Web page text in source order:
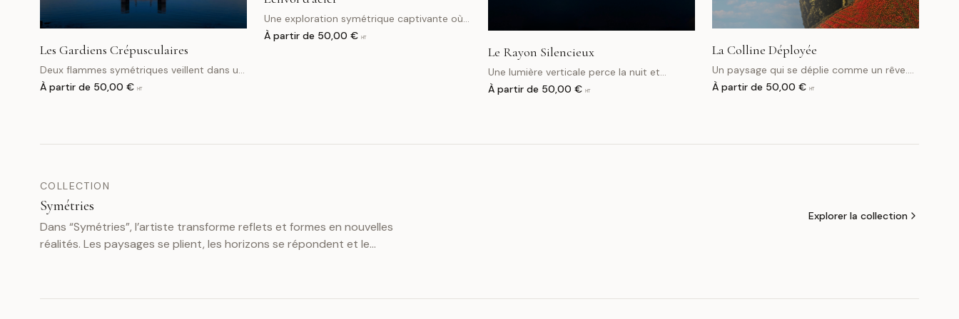
Les Gardiens Crépusculaires
Deux flammes symétriques veillent dans un
crépuscule immobile. Une architecture
À partir de 50,00 € HT
Une exploration symétrique captivante où
les gratte-ciels se transforment en ailes
À partir de 50,00 € HT
Le Rayon Silencieux
Une lumière verticale perce la nuit et
transforme le paysage en méditation
À partir de 50,00 € HT
La Colline Déployée
Un paysage qui se déplie comme un rêve.
Une colline, un phare, un champ rouge —
À partir de 50,00 € HT
COLLECTION
Symétries
Dans “Symétries”, l’artiste transforme reflets et formes en nouvelles
réalités. Les paysages se plient, les horizons se répondent et le
Explorer la collection